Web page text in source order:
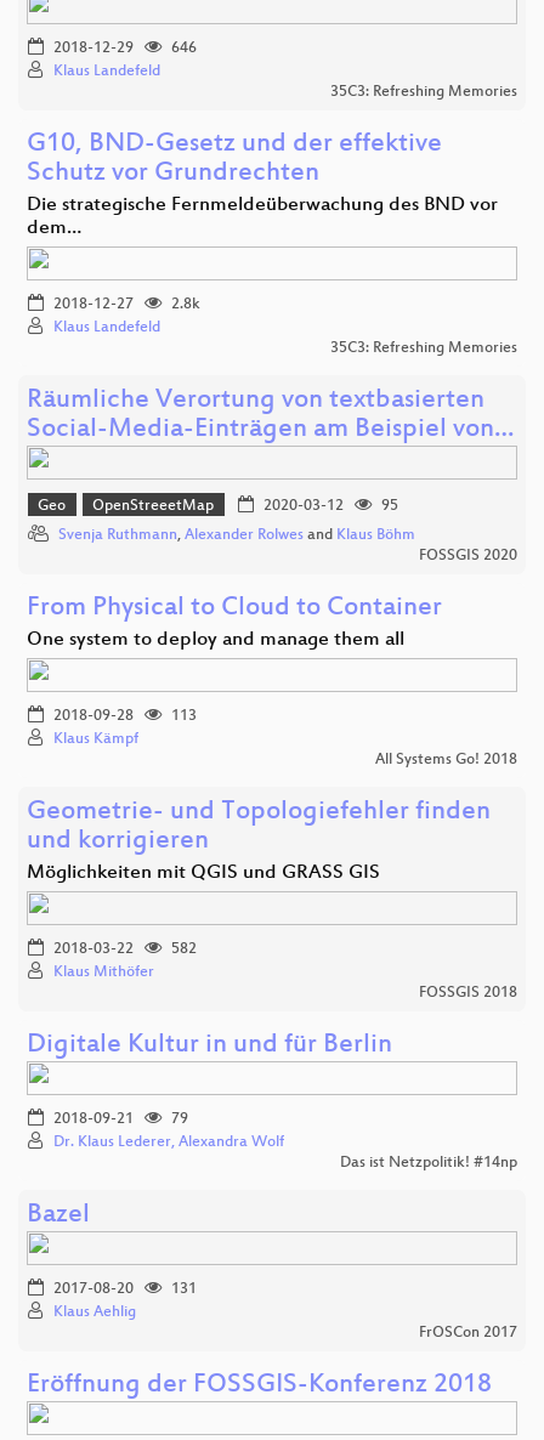
2018-12-29
646
Klaus Landefeld
35C3: Refreshing Memories
G10, BND-Gesetz und der effektive
Schutz vor Grundrechten
Die strategische Fernmeldeüberwachung des BND vor
dem…
2018-12-27
2.8k
Klaus Landefeld
35C3: Refreshing Memories
Räumliche Verortung von textbasierten
Social-Media-Einträgen am Beispiel von…
Geo OpenStreeetMap 2020-03-12
95
Svenja Ruthmann, Alexander Rolwes and Klaus Böhm
FOSSGIS 2020
From Physical to Cloud to Container
One system to deploy and manage them all
2018-09-28
113
Klaus Kämpf
All Systems Go! 2018
Geometrie- und Topologiefehler finden
und korrigieren
Möglichkeiten mit QGIS und GRASS GIS
2018-03-22
582
Klaus Mithöfer
FOSSGIS 2018
Digitale Kultur in und für Berlin
2018-09-21
79
Dr. Klaus Lederer, Alexandra Wolf
Das ist Netzpolitik! #14np
Bazel
2017-08-20
131
Klaus Aehlig
FrOSCon 2017
Eröffnung der FOSSGIS-Konferenz 2018